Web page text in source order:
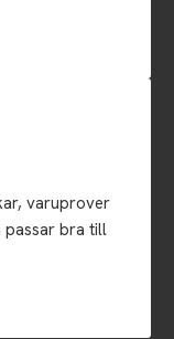
varuprover
passar bra till